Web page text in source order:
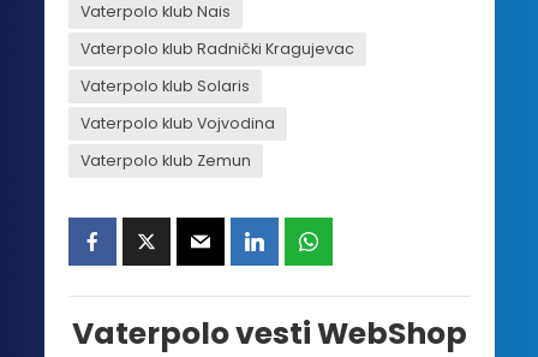
Vaterpolo klub Nais
Vaterpolo klub Radnički Kragujevac
Vaterpolo klub Solaris
Vaterpolo klub Vojvodina
Vaterpolo klub Zemun
Vaterpolo vesti WebShop